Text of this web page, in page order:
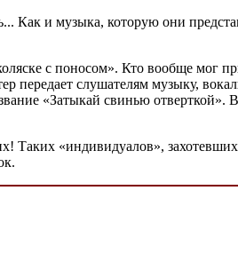
Как и музыка, которую они
с поносом». Кто вообще мог
слушателям музыку,
«Затыкай свинью отверткой».
Таких «индивидуалов»,